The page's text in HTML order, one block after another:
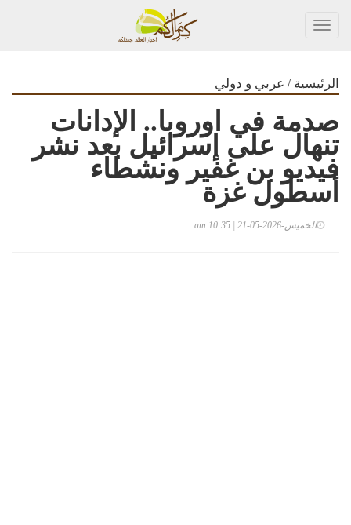
الرئيسية / عربي و دولي
صدمة في اوروبا.. الإدانات
تنهال على إسرائيل بعد نشر
فيديو بن غفير ونشطاء
أسطول غزة
الخميس-2026-05-21 | 10:35 am